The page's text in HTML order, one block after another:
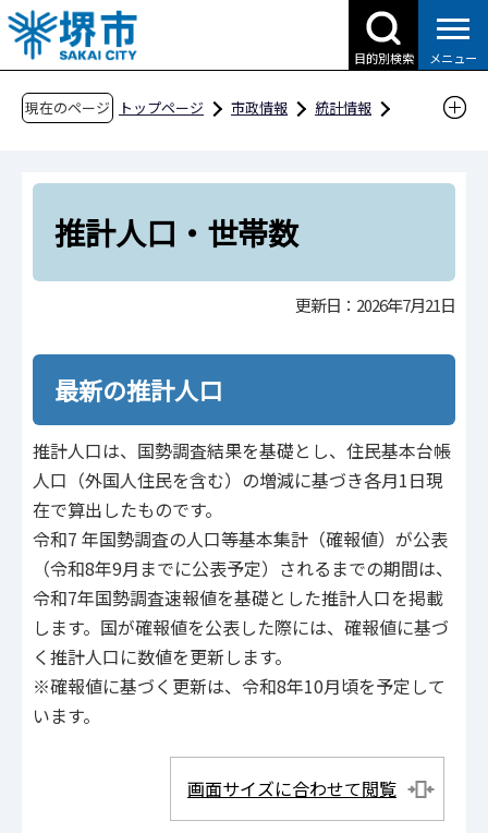
こ
の
ペ
目的別検索 メニュー
現在のページ トップページ 市政情報
統計情報
推計人口・世帯数
更新日：2026年7月21日
最新の推計人口
推計人口は、国勢調査結果を基礎とし、住民基本台帳
人口（外国人住民を含む）の増減に基づき各月1日現
在で算出したものです。
令和7 年国勢調査の人口等基本集計（確報値）が公表
（令和8年9月までに公表予定）されるまでの期間は、
令和7年国勢調査速報値を基礎とした推計人口を掲載
します。国が確報値を公表した際には、確報値に基づ
く推計人口に数値を更新します。
※確報値に基づく更新は、令和8年10月頃を予定して
います。
画面サイズに合わせて閲覧